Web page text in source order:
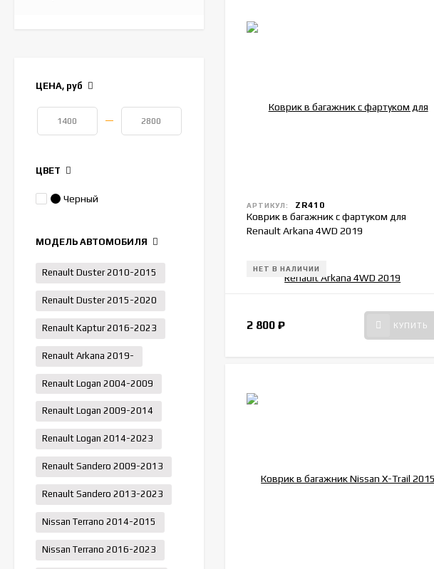
АРТИКУЛ: ZR410
Коврик в багажник с фартуком для
Renault Arkana 4WD 2019
НЕТ В НАЛИЧИИ
2 800 ₽ КУПИТЬ
ЦЕНА, руб
—
ЦВЕТ
Черный
МОДЕЛЬ АВТОМОБИЛЯ
Renault Duster 2010-2015
Renault Duster 2015-2020
Renault Kaptur 2016-2023
Renault Arkana 2019-
Renault Logan 2004-2009
Renault Logan 2009-2014
Renault Logan 2014-2023
Renault Sandero 2009-2013
Renault Sandero 2013-2023
Nissan Terrano 2014-2015
Nissan Terrano 2016-2023